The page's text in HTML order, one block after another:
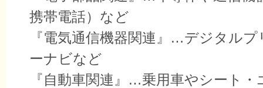
携帯電話）など
『電気通信機器関連』…デジタル
ーナビなど
『自動車関連』…乗用車やシート・